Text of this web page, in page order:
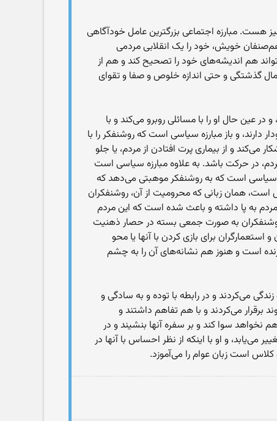
هست. مبارزه اجتماعی بزرگترین عامل خودآگاهی
خویش، خود را یک انقلابی مردمی
هم اندیشه‌های خود را تصحیح کند و هم از
گذشتگی و حتی اندازه خلوص و صفا و تقوای
عین حال او را با مسائلی روبرو می‌کند و با
و باز مبارزه سیاسی است که روشنفکر را با
می‌کند و از بیماری پرت افتادن از مردم، یا جلو
در حرکت باشد. به علاوه مبارزه سیاسی است
سیاسی است که به روشنفکر موهبتی می‌دهد که
است، همان زبانی که محرومیت از آن، روشنفکران
مردم به پا داشته و باعث شده است که این مردم
روشنفکران به صورت جمعی بسته در حصار ذهنیت
برای بازی کردن با آنها یا محو
زنده است و هنوز هم نشانه‌های آن را به چشم
می‌کردند و در رابطه با توده و به سادگی و
برقرار می‌کردند و با هم تفاهم داشتند و
نخواهد سوا کند و بر سفره آنها بنشیند و در
می‌یابد، و او با اینکه از نظر احساس با آنها در
کلاس است زبان عوام را می‌آموزد.